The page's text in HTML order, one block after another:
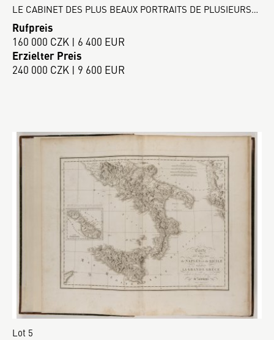
LE CABINET DES PLUS BEAUX PORTRAITS DE PLUSIEURS…
Rufpreis
160 000 CZK | 6 400 EUR
Erzielter Preis
240 000 CZK | 9 600 EUR
Lot 5